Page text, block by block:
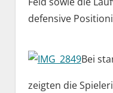
defensive
Bei
zeigten die